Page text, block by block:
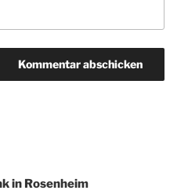
in Rosenheim